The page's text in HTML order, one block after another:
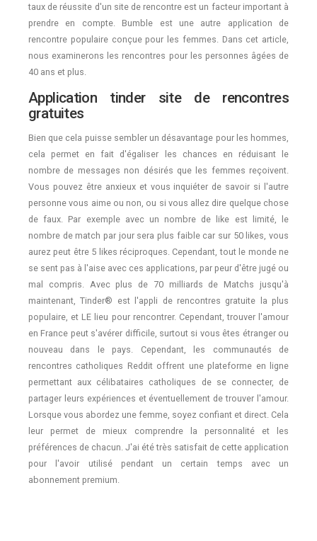
taux de réussite d'un site de rencontre est un facteur important à
prendre en compte. Bumble est une autre application de
rencontre populaire conçue pour les femmes. Dans cet article,
nous examinerons les rencontres pour les personnes âgées de
40 ans et plus.
Application tinder site de rencontres
gratuites
Bien que cela puisse sembler un désavantage pour les hommes,
cela permet en fait d'égaliser les chances en réduisant le
nombre de messages non désirés que les femmes reçoivent.
Vous pouvez être anxieux et vous inquiéter de savoir si l'autre
personne vous aime ou non, ou si vous allez dire quelque chose
de faux. Par exemple avec un nombre de like est limité, le
nombre de match par jour sera plus faible car sur 50 likes, vous
aurez peut être 5 likes réciproques. Cependant, tout le monde ne
se sent pas à l'aise avec ces applications, par peur d'être jugé ou
mal compris. Avec plus de 70 milliards de Matchs jusqu'à
maintenant, Tinder® est l'appli de rencontres gratuite la plus
populaire, et LE lieu pour rencontrer. Cependant, trouver l'amour
en France peut s'avérer difficile, surtout si vous êtes étranger ou
nouveau dans le pays. Cependant, les communautés de
rencontres catholiques Reddit offrent une plateforme en ligne
permettant aux célibataires catholiques de se connecter, de
partager leurs expériences et éventuellement de trouver l'amour.
Lorsque vous abordez une femme, soyez confiant et direct. Cela
leur permet de mieux comprendre la personnalité et les
préférences de chacun. J'ai été très satisfait de cette application
pour l'avoir utilisé pendant un certain temps avec un
abonnement premium.